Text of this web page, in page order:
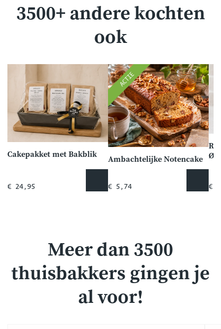
3500+ andere kochten
ook
Cakepakket met Bakblik
€ 24,95
ACTIE
Ambachtelijke Notencake
€ 5,74 €
Meer dan 3500
thuisbakkers gingen je
al voor!